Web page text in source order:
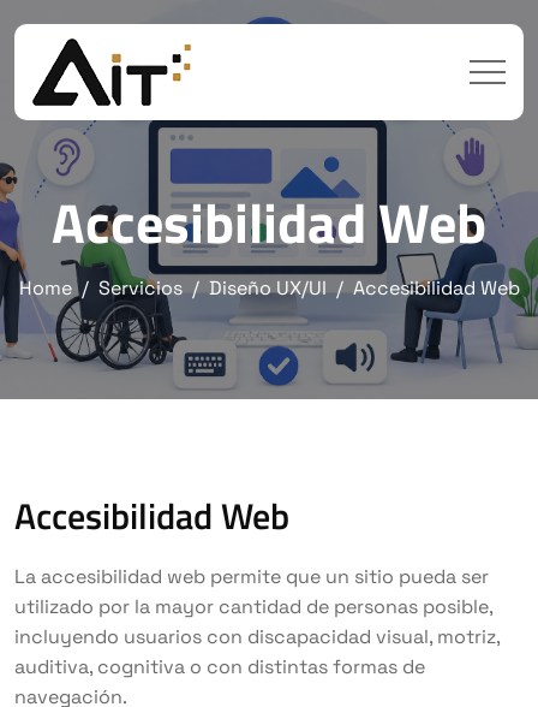
Accesibilidad Web
Home Servicios Diseño UX/UI Accesibilidad Web
Accesibilidad Web
La accesibilidad web permite que un sitio pueda ser
utilizado por la mayor cantidad de personas posible,
incluyendo usuarios con discapacidad visual, motriz,
auditiva, cognitiva o con distintas formas de
navegación.